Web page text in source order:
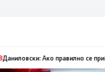
на СДСМ му пука и